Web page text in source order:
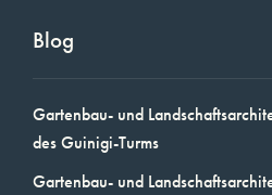
Blog
Gartenbau- und
des Guinigi-Turms
Gartenbau- und